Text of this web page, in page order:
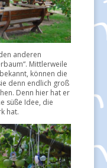
anderen
Mittlerweile
können die
denn endlich groß
Denn hier hat er
süße Idee, die
hat.